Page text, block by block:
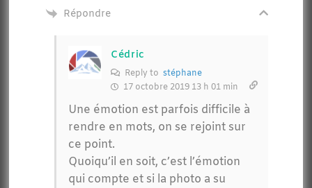
Répondre
Cédric
Reply to stéphane
17 octobre 2019 13 h 01 min
Une émotion est parfois difficile à
rendre en mots, on se rejoint sur
ce point.
Quoiqu’il en soit, c’est l’émotion
qui compte et si la photo a su